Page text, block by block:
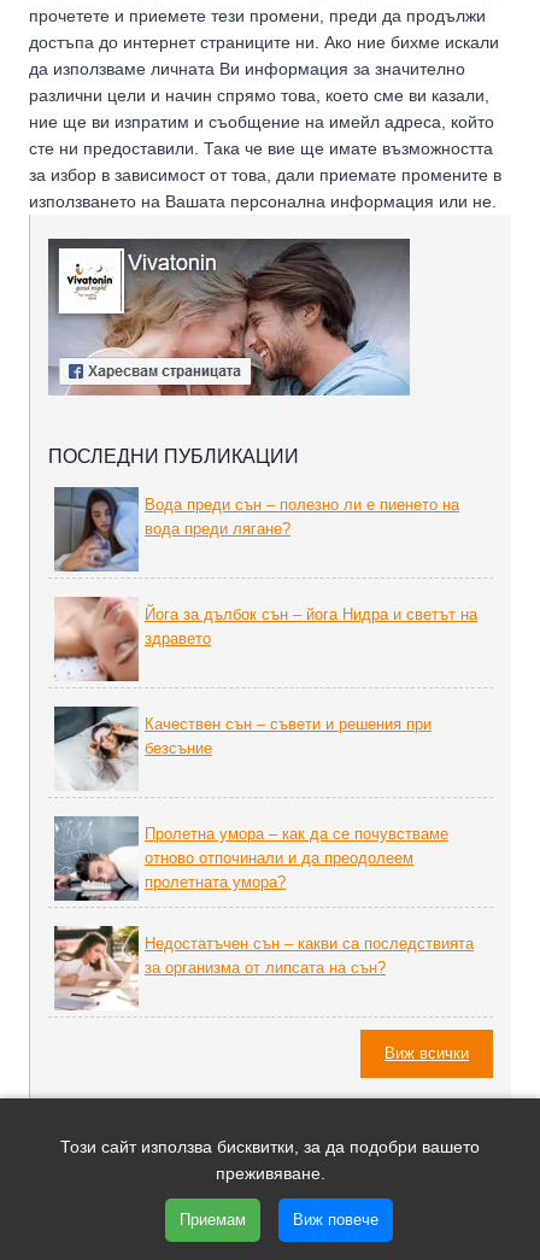
прочетете и приемете тези промени, преди да продължи
достъпа до интернет страниците ни. Ако ние бихме искали
да използваме личната Ви информация за значително
различни цели и начин спрямо това, което сме ви казали,
ние ще ви изпратим и съобщение на имейл адреса, който
сте ни предоставили. Така че вие ще имате възможността
за избор в зависимост от това, дали приемате промените в
използването на Вашата персонална информация или не.
ПОСЛЕДНИ ПУБЛИКАЦИИ
Вода преди сън – полезно ли е пиенето на
вода преди лягане?
Йога за дълбок сън – йога Нидра и светът на
здравето
Качествен сън – съвети и решения при
безсъние
Пролетна умора – как да се почувстваме
отново отпочинали и да преодолеем
пролетната умора?
Недостатъчен сън – какви са последствията
за организма от липсата на сън?
Виж всички
естествено регулиране на съня!
Този сайт използва бисквитки, за да подобри вашето
преживяване.
Приемам Виж повече